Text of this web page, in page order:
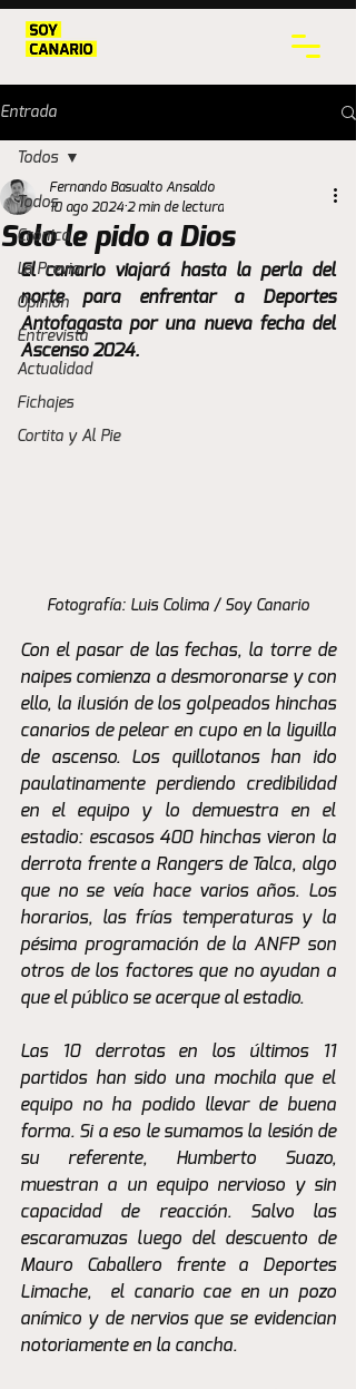
Entrada
Todos
Crónica
La Previa
Opinión
Entrevista
Actualidad
Fichajes
Cortita y Al Pie
Todos
Solo le pido a Dios
Fernando Basualto Ansaldo
10 ago 2024 2 min de lectura
El canario viajará hasta la perla del
norte para enfrentar a Deportes
Antofagasta por una nueva fecha del
Ascenso 2024.
Fotografía: Luis Colima / Soy Canario
Con el pasar de las fechas, la torre de
naipes comienza a desmoronarse y con
ello, la ilusión de los golpeados hinchas
canarios de pelear en cupo en la liguilla
de ascenso. Los quillotanos han ido
paulatinamente perdiendo credibilidad
en el equipo y lo demuestra en el
estadio: escasos 400 hinchas vieron la
derrota frente a Rangers de Talca, algo
que no se veía hace varios años. Los
horarios, las frías temperaturas y la
pésima programación de la ANFP son
otros de los factores que no ayudan a
que el público se acerque al estadio.
Las 10 derrotas en los últimos 11
partidos han sido una mochila que el
equipo no ha podido llevar de buena
forma. Si a eso le sumamos la lesión de
su referente, Humberto Suazo,
muestran a un equipo nervioso y sin
capacidad de reacción. Salvo las
escaramuzas luego del descuento de
Mauro Caballero frente a Deportes
Limache,  el canario cae en un pozo
anímico y de nervios que se evidencian
notoriamente en la cancha.